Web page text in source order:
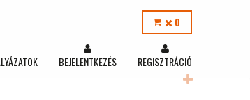
0
BEJELENTKEZÉS REGISZTRÁCIÓ